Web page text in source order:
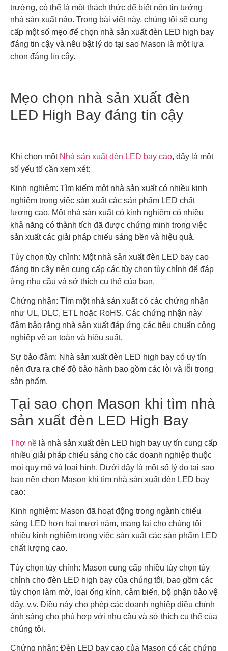
trường, có thể là một thách thức để biết nên tin tưởng
nhà sản xuất nào. Trong bài viết này, chúng tôi sẽ cung
cấp một số mẹo để chọn nhà sản xuất đèn LED high bay
đáng tin cậy và nêu bật lý do tại sao Mason là một lựa
chọn đáng tin cậy.
Mẹo chọn nhà sản xuất đèn
LED High Bay đáng tin cậy
Khi chọn một Nhà sản xuất đèn LED bay cao, đây là một
số yếu tố cần xem xét:
Kinh nghiệm: Tìm kiếm một nhà sản xuất có nhiều kinh
nghiệm trong việc sản xuất các sản phẩm LED chất
lượng cao. Một nhà sản xuất có kinh nghiệm có nhiều
khả năng có thành tích đã được chứng minh trong việc
sản xuất các giải pháp chiếu sáng bền và hiệu quả.
Tùy chọn tùy chỉnh: Một nhà sản xuất đèn LED bay cao
đáng tin cậy nên cung cấp các tùy chọn tùy chỉnh để đáp
ứng nhu cầu và sở thích cụ thể của bạn.
Chứng nhận: Tìm một nhà sản xuất có các chứng nhận
như UL, DLC, ETL hoặc RoHS. Các chứng nhận này
đảm bảo rằng nhà sản xuất đáp ứng các tiêu chuẩn công
nghiệp về an toàn và hiệu suất.
Sự bảo đảm: Nhà sản xuất đèn LED high bay có uy tín
nên đưa ra chế độ bảo hành bao gồm các lỗi và lỗi trong
sản phẩm.
Tại sao chọn Mason khi tìm nhà
sản xuất đèn LED High Bay
Thợ nề là nhà sản xuất đèn LED high bay uy tín cung cấp
nhiều giải pháp chiếu sáng cho các doanh nghiệp thuộc
mọi quy mô và loại hình. Dưới đây là một số lý do tại sao
bạn nên chọn Mason khi tìm nhà sản xuất đèn LED bay
cao:
Kinh nghiệm: Mason đã hoạt động trong ngành chiếu
sáng LED hơn hai mươi năm, mang lại cho chúng tôi
nhiều kinh nghiệm trong việc sản xuất các sản phẩm LED
chất lượng cao.
Tùy chọn tùy chỉnh: Mason cung cấp nhiều tùy chọn tùy
chỉnh cho đèn LED high bay của chúng tôi, bao gồm các
tùy chọn làm mờ, loại ống kính, cảm biến, bộ phận bảo vệ
dây, v.v. Điều này cho phép các doanh nghiệp điều chỉnh
ánh sáng cho phù hợp với nhu cầu và sở thích cụ thể của
chúng tôi.
Chứng nhận: Đèn LED bay cao của Mason có các chứng